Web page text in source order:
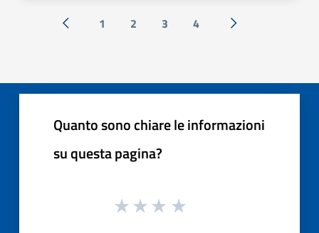
« Precedente
1 2 3 4 Successiva »
Quanto sono chiare le informazioni
su questa pagina?